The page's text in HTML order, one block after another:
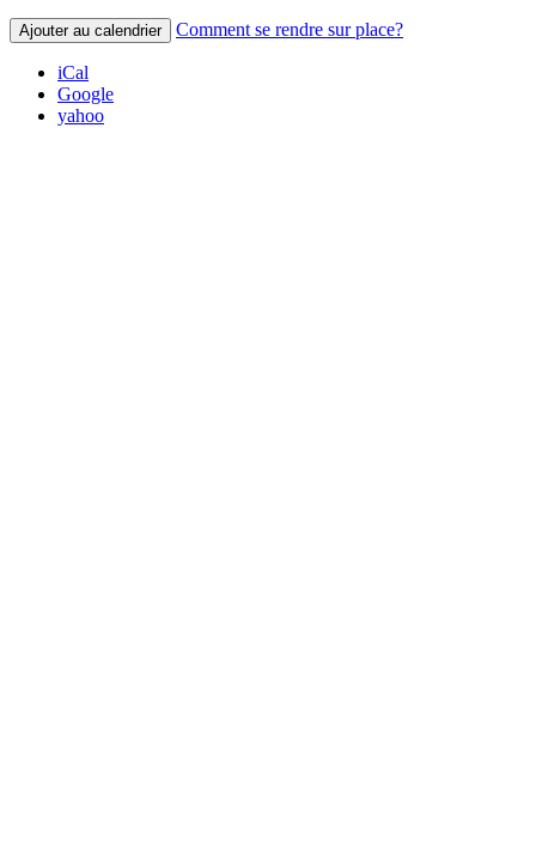
Ajouter au calendrier Comment se rendre sur place?
iCal
Google
yahoo